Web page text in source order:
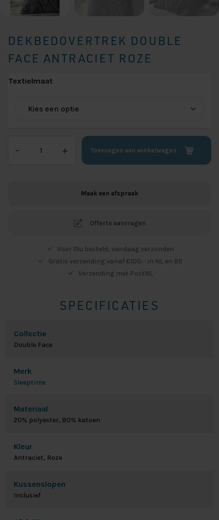
DEKBEDOVERTREK DOUBLE
FACE ANTRACIET ROZE
Textielmaat
–
Double
+ Toevoegen aan winkelwagen
Maak een afspraak
Offerte aanvragen
Voor 15u besteld, vandaag verzonden
Gratis verzending vanaf €100.- in NL en BE
Verzending met PostNL
SPECIFICATIES
Collectie
Double Face
Merk
Sleeptime
Materiaal
20% polyester, 80% katoen
Kleur
Antraciet, Roze
Kussenslopen
Inclusief